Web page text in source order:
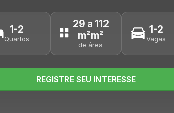
1-2
Quartos
29 a 112
m²m²
de área
1-2
Vagas
REGISTRE SEU INTERESSE